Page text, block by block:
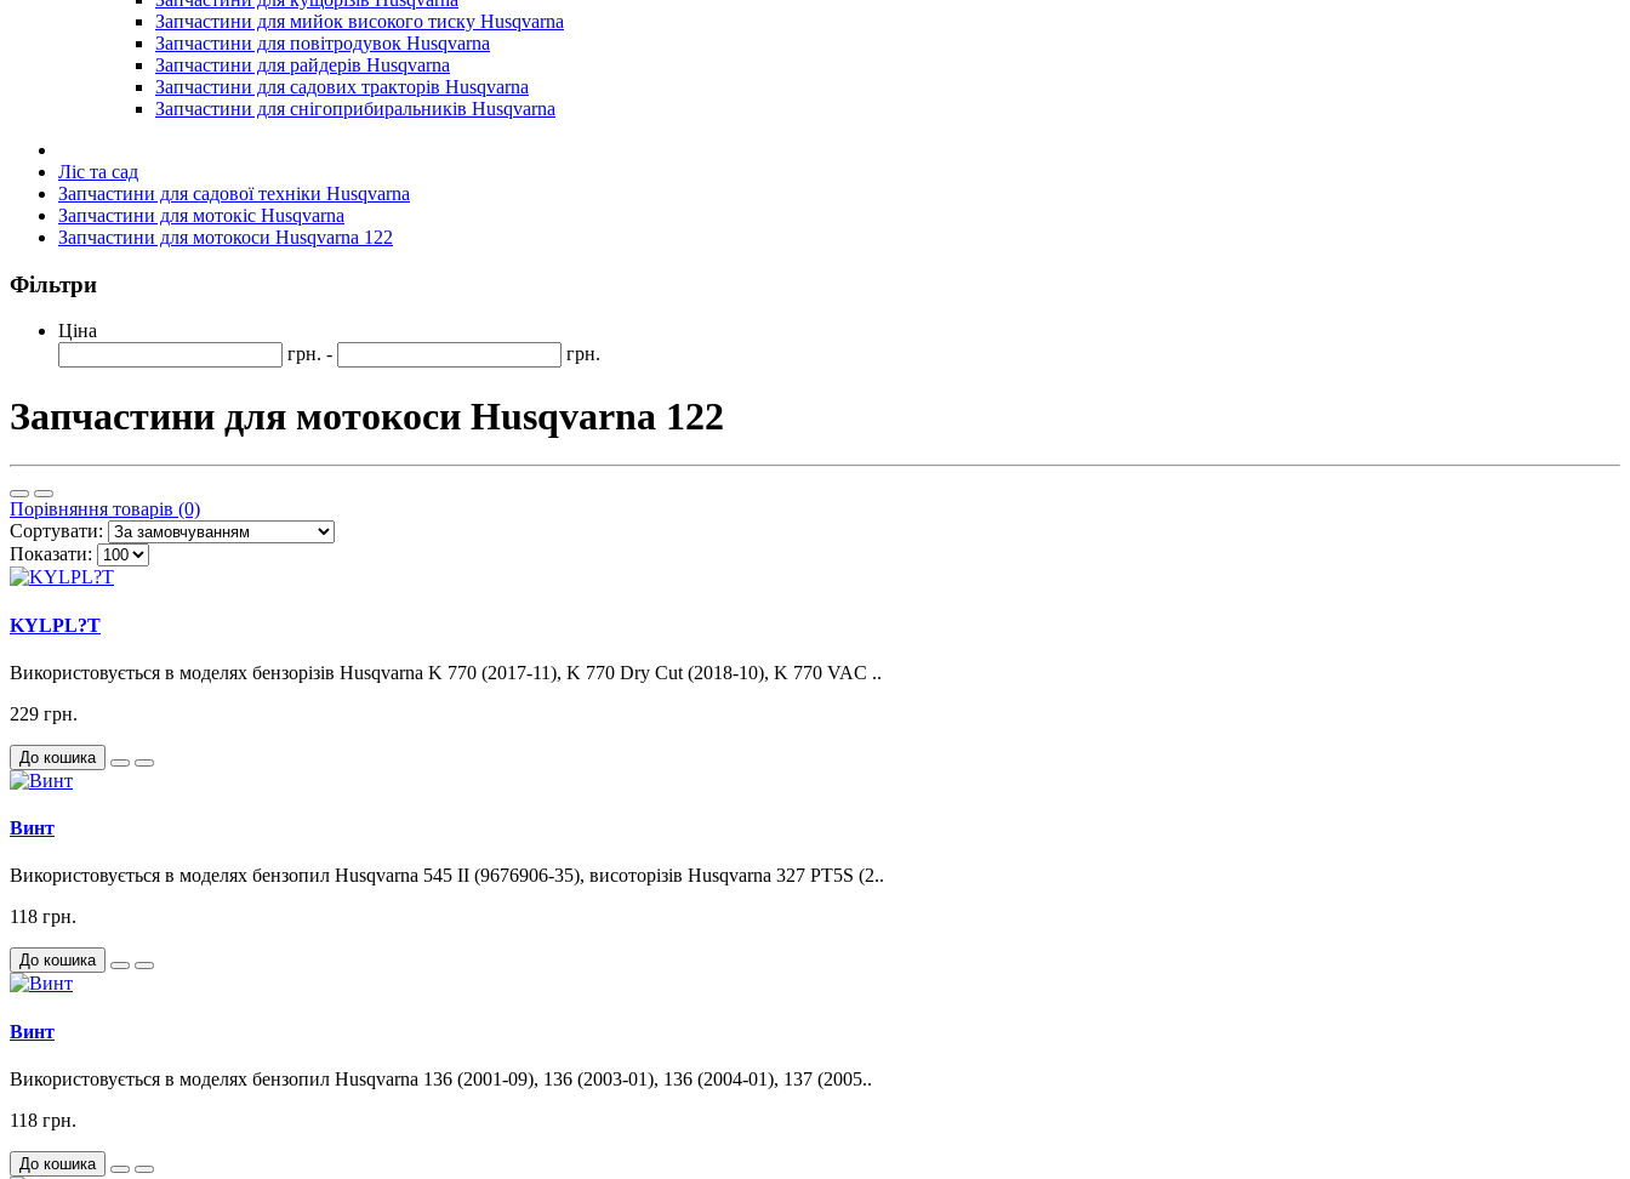
Запчастини для мийок високого тиску Husqvarna
Запчастини для повітродувок Husqvarna
Запчастини для райдерів Husqvarna
Запчастини для садових тракторів Husqvarna
Запчастини для снігоприбиральників Husqvarna
Ліс та сад
Запчастини для садової техніки Husqvarna
Запчастини для мотокіс Husqvarna
Запчастини для мотокоси Husqvarna 122
Фільтри
Ціна
грн. -
грн.
Запчастини для мотокоси Husqvarna 122
Порівняння товарів (0)
Сортувати:
Показати:
KYLPL?T
Використовується в моделях бензорізів Husqvarna K 770 (2017-11), K 770 Dry Cut (2018-10), K 770 VAC ..
229 грн.
До кошика
Винт
Використовується в моделях бензопил Husqvarna 545 II (9676906-35), висоторізів Husqvarna 327 PT5S (2..
118 грн.
До кошика
Винт
Використовується в моделях бензопил Husqvarna 136 (2001-09), 136 (2003-01), 136 (2004-01), 137 (2005..
118 грн.
До кошика